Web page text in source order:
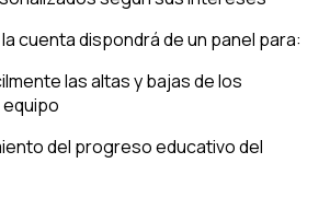
cuenta dispondrá de un panel para:
las altas y bajas de los
del progreso educativo del